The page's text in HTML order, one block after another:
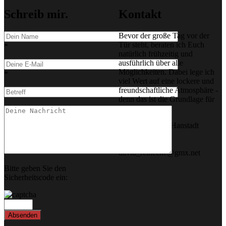
Schreib mir.
Bitte geben Sie den
Sicherheitscode ein:
Kontakt
Bevor der große Tag vor der
Tür steht, beraten ich Euch
natürlich frühzeitig und
ausführlich über alle
Möglichkeiten. Dabei lege ich
viel Wert auf eine lockere und
freundschaftliche Atmosphäre -
denn das ist die Grundlage für
meine Arbeiten.
Adresse: 39576 Hanstadt
david_reinecke@gmx.net